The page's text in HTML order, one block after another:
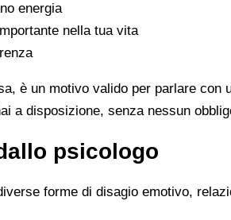
energia
nella tua vita
è un motivo valido per parlare
a disposizione, senza nessun
psicologo
forme di disagio emotivo,